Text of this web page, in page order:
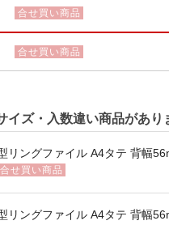
合せ買い商品
合せ買い商品
イズ・入数違い商品があり
リングファイル A4タテ 背幅
合せ買い商品
リングファイル A4タテ 背幅